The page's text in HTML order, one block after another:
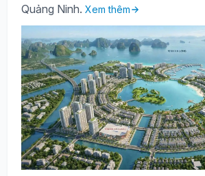
Quảng Ninh. Xem thêm